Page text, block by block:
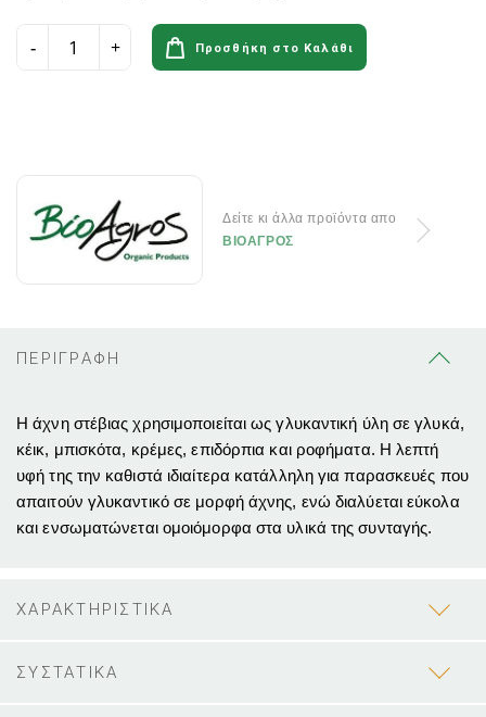
Προσθήκη στο Καλάθι
Δείτε κι άλλα προϊόντα απο
ΒΙΟΑΓΡΟΣ
ΠΕΡΙΓΡΑΦΗ
Η άχνη στέβιας χρησιμοποιείται ως γλυκαντική ύλη σε γλυκά,
κέικ, μπισκότα, κρέμες, επιδόρπια και ροφήματα. Η λεπτή
υφή της την καθιστά ιδιαίτερα κατάλληλη για παρασκευές που
απαιτούν γλυκαντικό σε μορφή άχνης, ενώ διαλύεται εύκολα
και ενσωματώνεται ομοιόμορφα στα υλικά της συνταγής.
ΧΑΡΑΚΤΗΡΙΣΤΙΚΑ
ΣΥΣΤΑΤΙΚΑ